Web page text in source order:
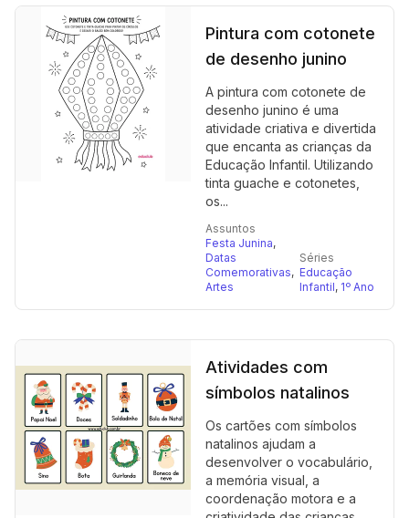
Pintura com cotonete
de desenho junino
A pintura com cotonete de
desenho junino é uma
atividade criativa e divertida
que encanta as crianças da
Educação Infantil. Utilizando
tinta guache e cotonetes,
os...
Assuntos
Festa Junina,
Datas
Comemorativas,
Artes
Séries
Educação
Infantil, 1º Ano
Atividades com
símbolos natalinos
Os cartões com símbolos
natalinos ajudam a
desenvolver o vocabulário,
a memória visual, a
coordenação motora e a